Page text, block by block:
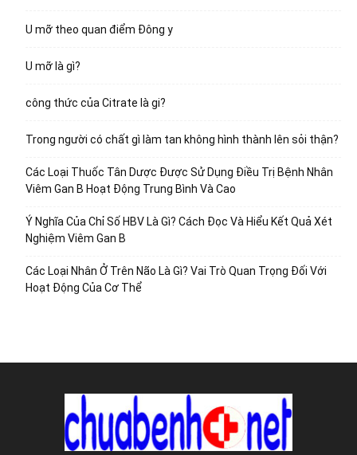
U mỡ theo quan điểm Đông y
U mỡ là gì?
công thức của Citrate là gi?
Trong người có chất gì làm tan không hình thành lên sỏi thận?
Các Loại Thuốc Tân Dược Được Sử Dụng Điều Trị Bệnh Nhân
Viêm Gan B Hoạt Động Trung Bình Và Cao
Ý Nghĩa Của Chỉ Số HBV Là Gì? Cách Đọc Và Hiểu Kết Quả Xét
Nghiệm Viêm Gan B
Các Loại Nhân Ở Trên Não Là Gì? Vai Trò Quan Trọng Đối Với
Hoạt Động Của Cơ Thể